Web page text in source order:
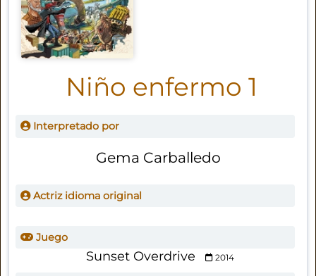
Niño enfermo 1
Interpretado por
Gema Carballedo
Actriz idioma original
Juego
Sunset Overdrive 2014